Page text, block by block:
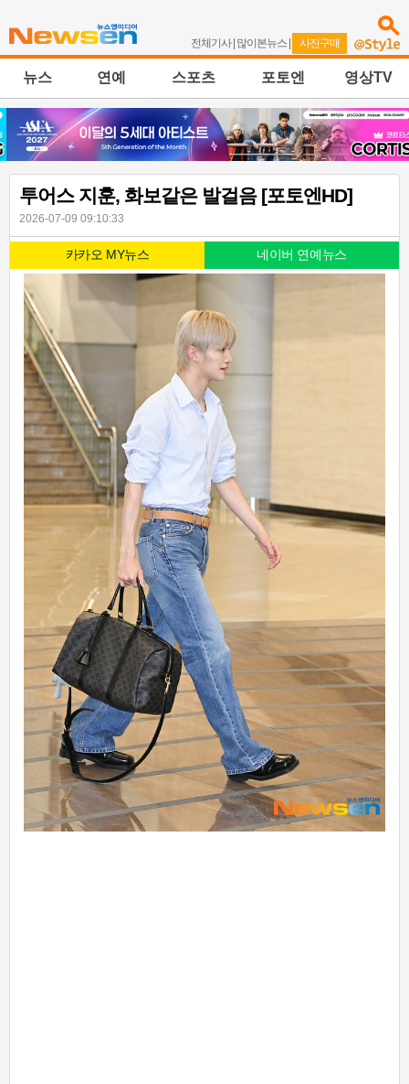
전체기사| 많이본뉴스 | 사진구매
뉴스 연예 스포츠 포토엔 영상TV
투어스 지훈, 화보같은 발걸음 [포토엔HD]
2026-07-09 09:10:33
카카오 MY뉴스 네이버 연예뉴스